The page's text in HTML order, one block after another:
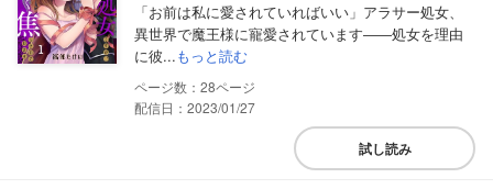
「お前は私に愛されていればいい」アラサー処女、
異世界で魔王様に寵愛されています――処女を理由
に彼...もっと読む
28
配信日：2023/01/27
試し読み